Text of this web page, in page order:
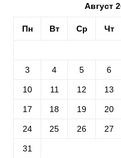
Август
Пн Вт Ср Чт
3 4 5 6
10 11 12 13
17 18 19 20
24 25 26 27
31